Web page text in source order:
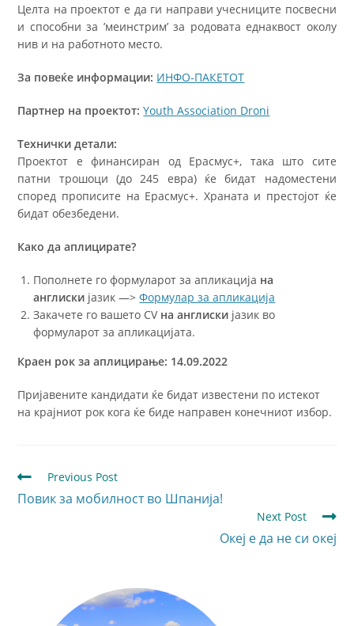
Целта на проектот е да ги направи учесниците посвесни
и способни за ’меинстрим’ за родовата еднаквост околу
нив и на работното место.
За повеќе информации: ИНФО-ПАКЕТОТ
Партнер на проектот: Youth Association Droni
Технички детали:
Проектот е финансиран од Ерасмус+, така што сите
патни трошоци (до 245 евра) ќе бидат надоместени
според прописите на Ерасмус+. Храната и престојот ќе
бидат обезбедени.
Како да аплицирате?
Пополнете го формуларот за апликација на
англиски јазик —>Формулар за апликација
Закачете го вашето CV на англиски јазик во
формуларот за апликацијата.
Краен рок за аплицирање: 14.09.2022
Пријавените кандидати ќе бидат известени по истекот
на крајниот рок кога ќе биде направен конечниот избор.
Previous Post
Повик за мобилност во Шпанија!
Next Post
Океј е да не си океј